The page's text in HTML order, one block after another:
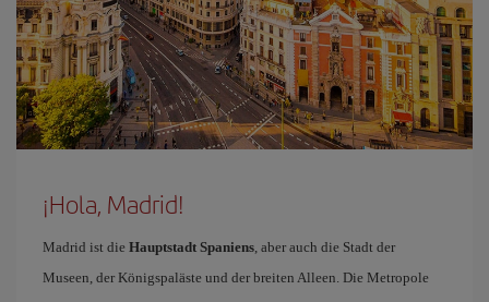
¡Hola, Madrid!
Madrid ist die Hauptstadt Spaniens, aber auch die Stadt der
Museen, der Königspaläste und der breiten Alleen. Die Metropole